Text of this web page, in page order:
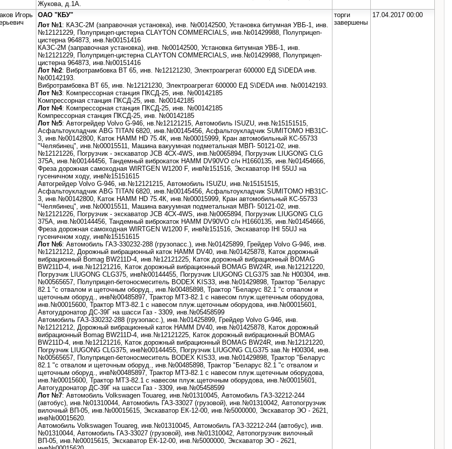
Жукова, д.1А.
Игорь
ОАО "КБУ"
Лот №1: КАЗС-2М (заправочная установка), инв. №00142500, Установка битумная УВБ-1, инв.
№12121229, Полуприцеп-цистерна CLAYTON COMMERCIALS, инв.№01429988, Полуприцеп-
цистерна 964873, инв.№00151416
КАЗС-2М (заправочная установка), инв. №00142500, Установка битумная УВБ-1, инв.
№12121229, Полуприцеп-цистерна CLAYTON COMMERCIALS, инв.№01429988, Полуприцеп-
цистерна 964873, инв.№00151416
Лот №2: Вибротрамбовка BT 65, инв. №12121230, Электроагрегат 600000 ЕД S\DEDA инв.
№00142193.
Вибротрамбовка BT 65, инв. №12121230, Электроагрегат 600000 ЕД S\DEDA инв. №00142193.
Лот №3: Компрессорная станция ПКСД-25, инв. №00142185
Компрессорная станция ПКСД-25, инв. №00142185
Лот №4: Компрессорная станция ПКСД-25, инв. №00142185
Компрессорная станция ПКСД-25, инв. №00142185
Лот №5: Автогрейдер Volvo G-946, нв.№12121215, Автомобиль ISUZU, инв.№15151515,
Асфальтоукладчик ABG TITAN 6820, инв.№00145456, Асфальтоукладчик SUMITOMO НВ31С-
3, инв.№00142800, Каток HAMM HD 75.4К, инв.№00015999, Кран автомобильный КС-55733
"Челябинец", инв.№00015511, Машина вакуумная подметальная МВП- 50121-02, инв.
№12121226, Погрузчик - экскаватор JCB 4СХ-4WS, инв.№0065894, Погрузчик LIUGONG CLG
375А, инв.№00144456, Тандемный виброкаток HAMM DV90VO с/н Н1660135, инв.№01454666,
Фреза дорожная самоходная WIRTGEN W1200 F, инв№151516, Экскаватор IHI 55UJ на
гусеничном ходу, инв№15151615
Автогрейдер Volvo G-946, нв.№12121215, Автомобиль ISUZU, инв.№15151515,
Асфальтоукладчик ABG TITAN 6820, инв.№00145456, Асфальтоукладчик SUMITOMO НВ31С-
3, инв.№00142800, Каток HAMM HD 75.4К, инв.№00015999, Кран автомобильный КС-55733
"Челябинец", инв.№00015511, Машина вакуумная подметальная МВП- 50121-02, инв.
№12121226, Погрузчик - экскаватор JCB 4СХ-4WS, инв.№0065894, Погрузчик LIUGONG CLG
375А, инв.№00144456, Тандемный виброкаток HAMM DV90VO с/н Н1660135, инв.№01454666,
Фреза дорожная самоходная WIRTGEN W1200 F, инв№151516, Экскаватор IHI 55UJ на
гусеничном ходу, инв№15151615
Лот №6: Автомобиль ГАЗ-330232-288 (грузопасс.), инв.№01425899, Грейдер Volvo G-946, инв.
№12121212, Дорожный вибрационный каток НАММ DV40, инв.№01425878, Каток дорожный
вибрационный Bomag BW211D-4, инв.№12121225, Каток дорожный вибрационный BOMAG
BW211D-4, инв.№12121216, Каток дорожный вибрационный BOMAG BW24R, инв.№12121220,
Погрузчик LIUGONG CLG375, инв№00144455, Погрузчик LIUGONG CLG375 зав.№ Н00304, инв.
№00565657, Полуприцеп-бетоносмеситель BODEX KIS33, инв.№01429898, Трактор "Беларус
82.1 "с отвалом и щеточным оборуд., инв.№00485898, Трактор "Беларус 82.1 "с отвалом и
щеточным оборуд., инв№00485897, Трактор МТЗ-82.1 с навесом плуж.щетечным оборудова,
инв.№00015600, Трактор МТЗ-82.1 с навесом плуж.щеточным оборудова, инв.№00015601,
Автогудронатор ДС-39Г на шасси Газ - 3309, инв.№05458599
Автомобиль ГАЗ-330232-288 (грузопасс.), инв.№01425899, Грейдер Volvo G-946, инв.
№12121212, Дорожный вибрационный каток НАММ DV40, инв.№01425878, Каток дорожный
вибрационный Bomag BW211D-4, инв.№12121225, Каток дорожный вибрационный BOMAG
BW211D-4, инв.№12121216, Каток дорожный вибрационный BOMAG BW24R, инв.№12121220,
Погрузчик LIUGONG CLG375, инв№00144455, Погрузчик LIUGONG CLG375 зав.№ Н00304, инв.
№00565657, Полуприцеп-бетоносмеситель BODEX KIS33, инв.№01429898, Трактор "Беларус
82.1 "с отвалом и щеточным оборуд., инв.№00485898, Трактор "Беларус 82.1 "с отвалом и
щеточным оборуд., инв№00485897, Трактор МТЗ-82.1 с навесом плуж.щетечным оборудова,
инв.№00015600, Трактор МТЗ-82.1 с навесом плуж.щеточным оборудова, инв.№00015601,
Автогудронатор ДС-39Г на шасси Газ - 3309, инв.№05458599
Лот №7: Автомобиль Volkswagen Touareg, инв.№01310045, Автомобиль ГАЗ-32212-244
(автобус), инв.№01310044, Автомобиль ГАЗ-33027 (грузовой), инв.№01310042, Автопогрузчик
вилочный ВП-05, инв.№00015615, Экскаватор ЕК-12-00, инв.№5000000, Экскаватор ЭО - 2621,
инв№00015620.
Автомобиль Volkswagen Touareg, инв.№01310045, Автомобиль ГАЗ-32212-244 (автобус), инв.
№01310044, Автомобиль ГАЗ-33027 (грузовой), инв.№01310042, Автопогрузчик вилочный
ВП-05, инв.№00015615, Экскаватор ЕК-12-00, инв.№5000000, Экскаватор ЭО - 2621,
торги
завершены
17.04.2017 00:00